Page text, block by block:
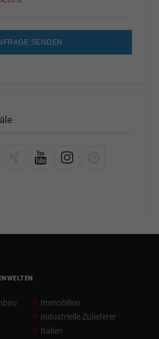
SENDEN
Immobilien
Industrielle Zulieferer
Italien